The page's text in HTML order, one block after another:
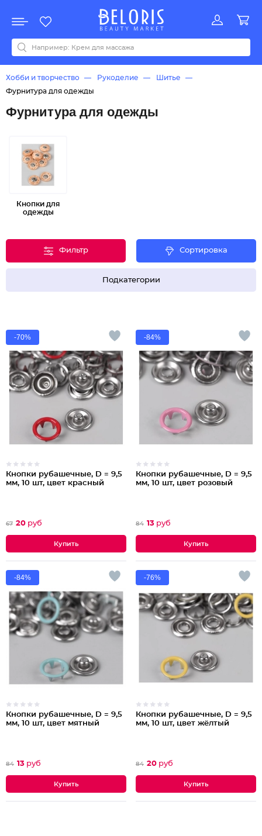
Акции
Все бренды
0-9ABCDEFGHIJKLMNOPQRSTUVWYZАБВДЗИМОКЛНПРСТУФ
Хобби и творчество Рукоделие
Шитье
Фурнитура для одежды
Фурнитура для одежды
Кнопки для
одежды
Фильтр Сортировка
Подкатегории
-70%
Кнопки рубашечные, D = 9,5
мм, 10 шт, цвет красный
67 20 руб
-84%
Кнопки рубашечные, D = 9,5
мм, 10 шт, цвет розовый
84 13 руб
-84%
Кнопки рубашечные, D = 9,5
мм, 10 шт, цвет мятный
84 13 руб
-76%
Кнопки рубашечные, D = 9,5
мм, 10 шт, цвет жёлтый
84 20 руб